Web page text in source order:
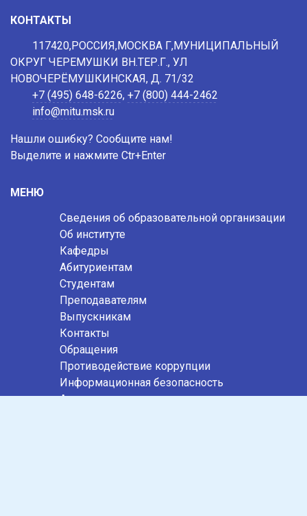
КОНТАКТЫ
117420,РОССИЯ,МОСКВА Г,МУНИЦИПАЛЬНЫЙ
ОКРУГ ЧЕРЕМУШКИ ВН.ТЕР.Г., УЛ
НОВОЧЕРЁМУШКИНСКАЯ, Д. 71/32
+7 (495) 648-6226, +7 (800) 444-2462
info@mitu.msk.ru
Нашли ошибку? Сообщите нам!
Выделите и нажмите Ctr+Enter
МЕНЮ
Сведения об образовательной организации
Об институте
Кафедры
Абитуриентам
Студентам
Преподавателям
Выпускникам
Контакты
Обращения
Противодействие коррупции
Информационная безопасность
Антитеррористическая защищенность